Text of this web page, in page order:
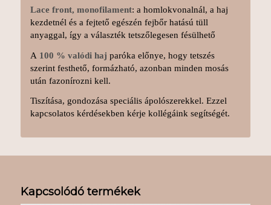
Lace front, monofilament: a homlokvonalnál, a haj
kezdetnél és a fejtető egészén fejbőr hatású tüll
anyaggal, így a választék tetszőlegesen fésülhető
A 100 % valódi haj paróka előnye, hogy tetszés
szerint festhető, formázható, azonban minden mosás
után fazonírozni kell.
Tiszítása, gondozása speciális ápolószerekkel. Ezzel
kapcsolatos kérdésekben kérje kollégáink segítségét.
Kapcsolódó termékek